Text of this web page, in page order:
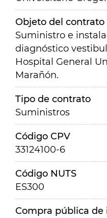
Objeto del contrato
Suministro e
diagnóstico
Hospital General
Marañón.
Tipo de contrato
Suministros
Código CPV
33124100-6
Código NUTS
ES300
Compra pública de